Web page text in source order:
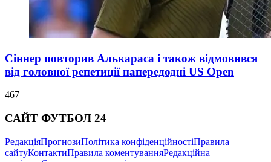
Сіннер повторив Алькараса і також відмовився
від головної репетиції напередодні US Open
467
САЙТ ФУТБОЛ 24
РедакціяПрогнозиПолітика конфіденційностіПравила
сайтуКонтактиПравила коментуванняРедакційна